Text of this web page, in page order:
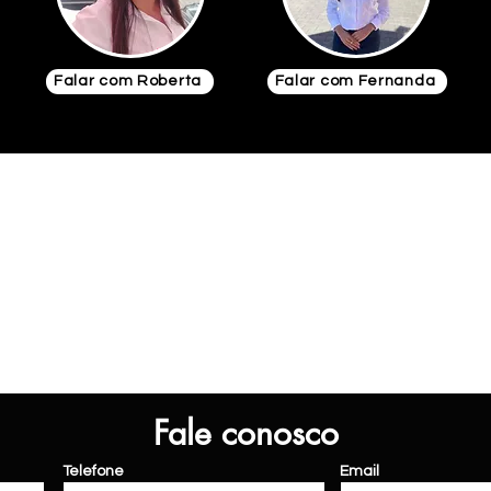
Falar com Roberta Falar com Fernanda
Fale conosco
Telefone Email